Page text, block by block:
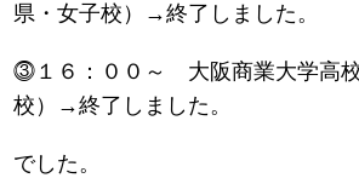
県・女子校）→終了しました。
⓷１６：００～ 大阪商業大学高
校）→終了しました。
でした。